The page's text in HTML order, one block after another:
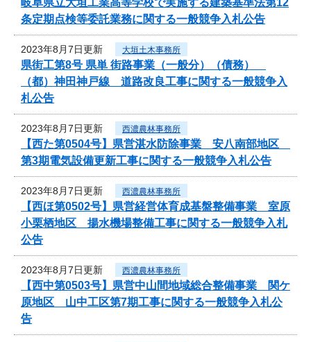
条定期点検等委託業務に関する一般競争入札公告
2023年8月7日更新 大垣土木事務所
県街工第8号 県単 街路事業（一般分）（債務）
（都）神田神戸線 道路改良工事に関する一般競争入
札公告
2023年8月7日更新 西濃農林事務所
【西た第0504号】県営湛水防除事業 安八南部地区
第3期電気設備更新工事に関する一般競争入札公告
2023年8月7日更新 西濃農林事務所
【西ほ第0502号】県営経営体育成基盤整備事業 室原
小栗栖地区 揚水機場整備工事に関する一般競争入札
公告
2023年8月7日更新 西濃農林事務所
【西中第0503号】県営中山間地域総合整備事業 関ケ
原地区 山中工区第7期工事に関する一般競争入札公
告